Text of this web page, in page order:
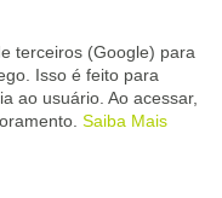
terceiros (Google) para
Isso é feito para
ao usuário. Ao acessar,
Saiba Mais